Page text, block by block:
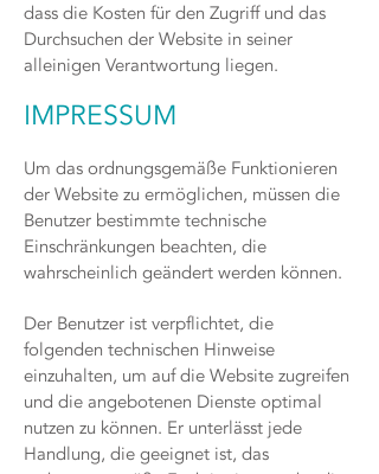
dass die Kosten für den Zugriff und das
Durchsuchen der Website in seiner
alleinigen Verantwortung liegen.
IMPRESSUM
Um das ordnungsgemäße Funktionieren
der Website zu ermöglichen, müssen die
Benutzer bestimmte technische
Einschränkungen beachten, die
wahrscheinlich geändert werden können.
Der Benutzer ist verpflichtet, die
folgenden technischen Hinweise
einzuhalten, um auf die Website zugreifen
und die angebotenen Dienste optimal
nutzen zu können. Er unterlässt jede
Handlung, die geeignet ist, das